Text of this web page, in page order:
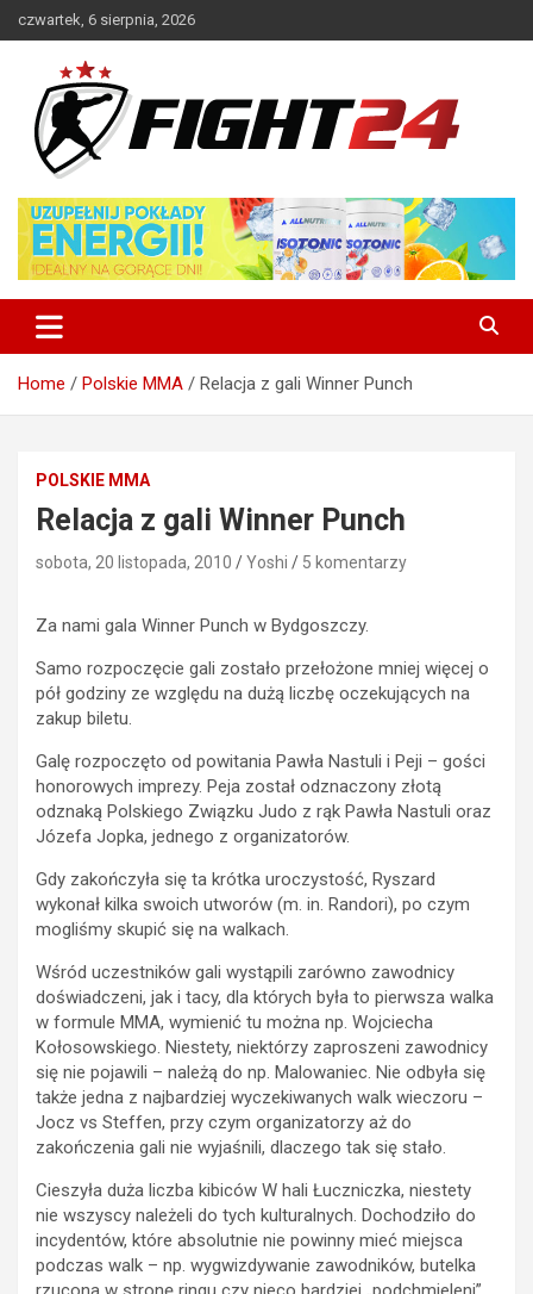
to
czwartek, 6 sierpnia, 2026
FIGHT24.PL – MMA i K-1, UFC
Home Polskie MMA Relacja z gali Winner Punch
POLSKIE MMA
Relacja z gali Winner Punch
sobota, 20 listopada, 2010 Yoshi 5 komentarzy
Za nami gala Winner Punch w Bydgoszczy.
Samo rozpoczęcie gali zostało przełożone mniej więcej o
pół godziny ze względu na dużą liczbę oczekujących na
zakup biletu.
Galę rozpoczęto od powitania Pawła Nastuli i Peji – gości
honorowych imprezy. Peja został odznaczony złotą
odznaką Polskiego Związku Judo z rąk Pawła Nastuli oraz
Józefa Jopka, jednego z organizatorów.
Gdy zakończyła się ta krótka uroczystość, Ryszard
wykonał kilka swoich utworów (m. in. Randori), po czym
mogliśmy skupić się na walkach.
Wśród uczestników gali wystąpili zarówno zawodnicy
doświadczeni, jak i tacy, dla których była to pierwsza walka
w formule MMA, wymienić tu można np. Wojciecha
Kołosowskiego. Niestety, niektórzy zaproszeni zawodnicy
się nie pojawili – należą do np. Malowaniec. Nie odbyła się
także jedna z najbardziej wyczekiwanych walk wieczoru –
Jocz vs Steffen, przy czym organizatorzy aż do
zakończenia gali nie wyjaśnili, dlaczego tak się stało.
Cieszyła duża liczba kibiców W hali Łuczniczka, niestety
nie wszyscy należeli do tych kulturalnych. Dochodziło do
incydentów, które absolutnie nie powinny mieć miejsca
podczas walk – np. wygwizdywanie zawodników, butelka